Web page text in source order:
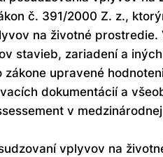
č. 391/2000 Z. z.,
na životné prostredie.
stavieb, zariadení a
upravené
dokumentácií a
v
vplyvov na